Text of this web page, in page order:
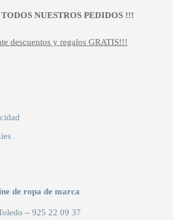
NUESTROS PEDIDOS !!!
descuentos y regalos GRATIS!!!
de ropa de marca
– 925 22 09 37